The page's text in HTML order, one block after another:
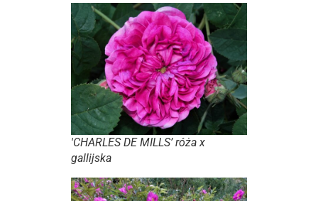
'CHARLES DE MILLS’ róża x
gallijska